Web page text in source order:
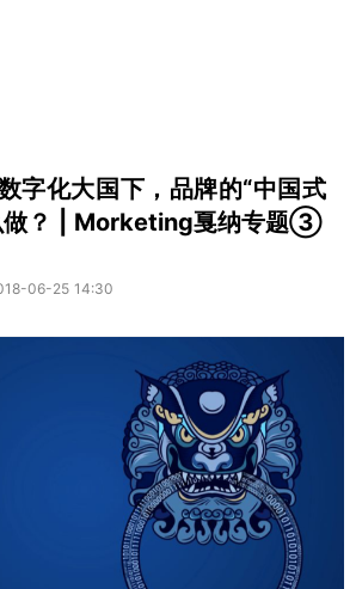
字化大国下，品牌的“中国式
做？ | Morketing戛纳专题③
06-25 14:30